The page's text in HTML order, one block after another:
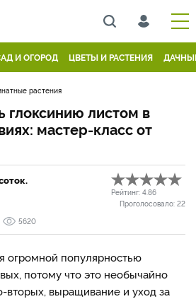
И ОГОРОД ЦВЕТЫ И РАСТЕНИЯ
растения
глоксинию листом в
мастер-класс от
Рейтинг: 4.86
Проголосовало: 22
5620
огромной популярностью
потому что это необычайно
вторых, выращивание и уход за